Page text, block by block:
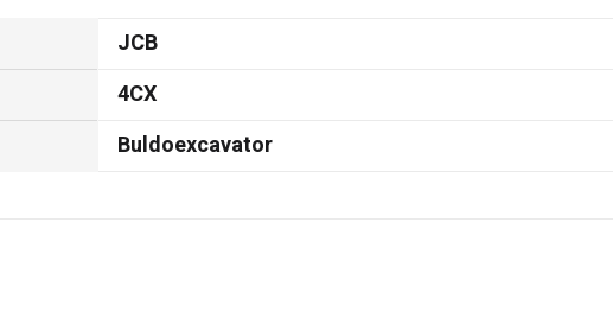
JCB
4CX
Buldoexcavator